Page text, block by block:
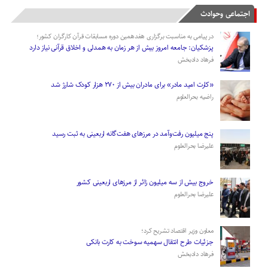
39
40
41
42
43
44
45
›
50
60
70
...
»
اجتماعی وحوادث
در پیامی به مناسبت برگزاری هفدهمین دوره مسابقات قرآن کارگران کشور؛
پزشکیان: جامعه امروز بیش از هر زمان به همدلی و اخلاق قرآنی نیاز دارد
فرهاد دادبخش
«کارت امید مادر» برای مادران بیش از ۲۷۰ هزار کودک شارژ شد
راضیه بحرالعلوم
پنج میلیون رفت‌وآمد در مرزهای هفت‌گانه اربعینی به ثبت رسید
علیرضا بحرالعلوم
­خروج بیش از سه میلیون زائر از مرز‌های اربعینی کشور
علیرضا بحرالعلوم
معاون وزیر اقتصاد تشریح کرد؛
جزئیات طرح انتقال سهمیه سوخت به کارت بانکی
فرهاد دادبخش